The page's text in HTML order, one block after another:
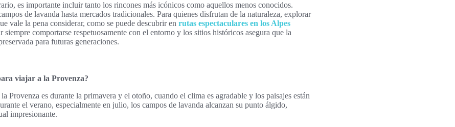
es importante incluir tanto los rincones más icónicos como aquellos menos conocidos.
de lavanda hasta mercados tradicionales. Para quienes disfrutan de la naturaleza, explorar
vale la pena considerar, como se puede descubrir en rutas espectaculares en los Alpes
siempre comportarse respetuosamente con el entorno y los sitios históricos asegura que la
para futuras generaciones.
viajar a la Provenza?
Provenza es durante la primavera y el otoño, cuando el clima es agradable y los paisajes están
el verano, especialmente en julio, los campos de lavanda alcanzan su punto álgido,
impresionante.